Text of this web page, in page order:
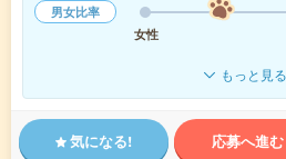
男女比率
女性
もっと見る
気になる! 応募へ進む